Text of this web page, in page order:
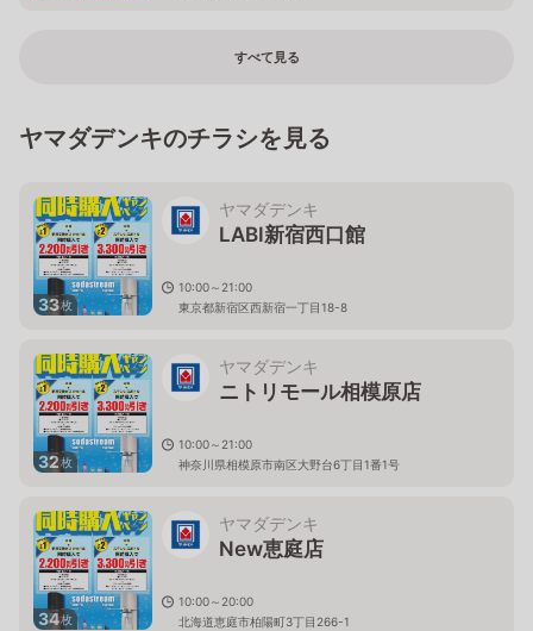
すべて見る
ヤマダデンキのチラシを見る
33枚
ヤマダデンキ
LABI新宿西口館
10:00～21:00
東京都新宿区西新宿一丁目18-8
32枚
ヤマダデンキ
ニトリモール相模原店
10:00～21:00
神奈川県相模原市南区大野台6丁目1番1号
34枚
ヤマダデンキ
New恵庭店
10:00～20:00
北海道恵庭市柏陽町3丁目266-1